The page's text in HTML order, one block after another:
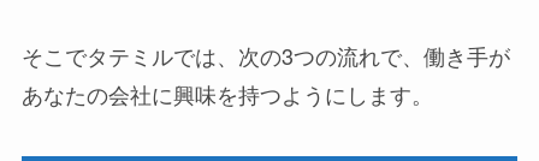
そこでタテミルでは、次の3つの流れで、働き手が
あなたの会社に興味を持つようにします。